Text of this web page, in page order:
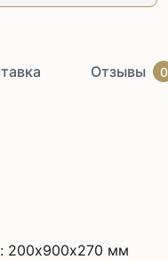
Отзывы 0
200х900х270 мм